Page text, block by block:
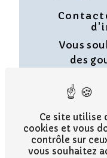
Vous
des
SARL
Ce site utilise
cookies et vous
contrôle sur
vous souhaitez